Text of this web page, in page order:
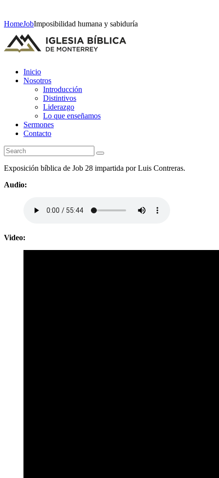
HomeJobImposibilidad humana y sabiduría
Inicio
Nosotros
Introducción
Distintivos
Liderazgo
Lo que enseñamos
Sermones
Contacto
Exposición bíblica de Job 28 impartida por Luis Contreras.
Audio:
Video: